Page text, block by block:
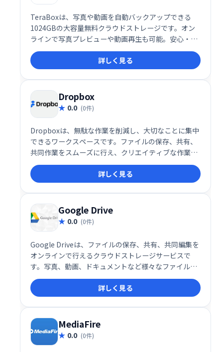
TeraBoxは、写真や動画を自動バックアップできる
1024GBの大容量無料クラウドストレージです。オン
ラインで写真プレビューや動画再生も可能。安心・安
全に大切なデータを保存・管理できます。登録も簡単
で、すぐに使い始められます。
詳しく見る
Dropbox
0.0 (0件)
Dropboxは、無駄な作業を削減し、大切なことに集中
できるワークスペースです。ファイルの保存、共有、
共同作業をスムーズに行え、クリエイティブな作業に
集中できます。ログインして、より効率的なワークフ
ローを実現しましょう。詳しく見る
Google Drive
0.0 (0件)
Google Driveは、ファイルの保存、共有、共同編集を
オンラインで行えるクラウドストレージサービスで
す。写真、動画、ドキュメントなど様々なファイルを
安全に保管し、PCやスマホなど複数のデバイスからア
クセス可能です。チームでの共同作業もスムーズに行
え、ビジネスから個人利用まで幅広く活用できます。
詳しく見る
MediaFire
0.0 (0件)